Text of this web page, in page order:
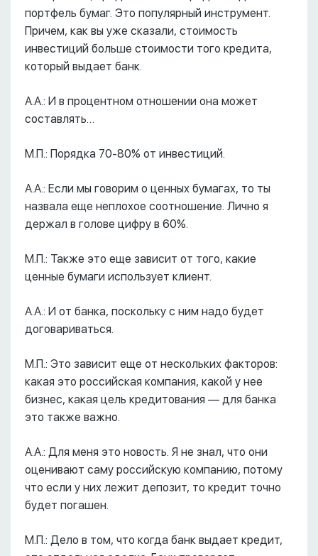
портфель бумаг. Это популярный инструмент.
Причем, как вы уже сказали, стоимость
инвестиций больше стоимости того кредита,
который выдает банк.
А.А.: И в процентном отношении она может
составлять…
М.П.: Порядка 70-80% от инвестиций.
А.А.: Если мы говорим о ценных бумагах, то ты
назвала еще неплохое соотношение. Лично я
держал в голове цифру в 60%.
М.П.: Также это еще зависит от того, какие
ценные бумаги использует клиент.
А.А.: И от банка, поскольку с ним надо будет
договариваться.
М.П.: Это зависит еще от нескольких факторов:
какая это российская компания, какой у нее
бизнес, какая цель кредитования –– для банка
это также важно.
А.А.: Для меня это новость. Я не знал, что они
оценивают саму российскую компанию, потому
что если у них лежит депозит, то кредит точно
будет погашен.
М.П.: Дело в том, что когда банк выдает кредит,